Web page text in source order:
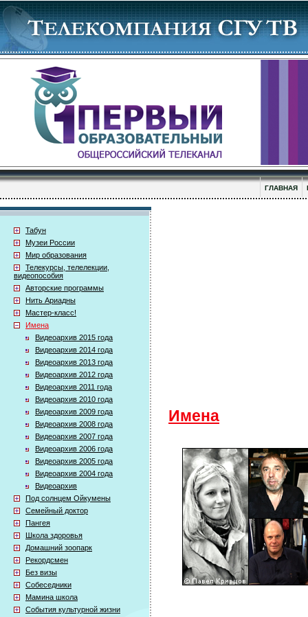
ГЛАВНАЯ
Табун
Музеи России
Мир образования
Телекурсы, телелекции,
видеопособия
Авторские программы
Нить Ариадны
Мастер-класс!
Имена
Видеоархив 2015 года
Видеоархив 2014 года
Видеоархив 2013 года
Видеоархив 2012 года
Видеоархив 2011 года
Видеоархив 2010 года
Видеоархив 2009 года
Видеоархив 2008 года
Видеоархив 2007 года
Видеоархив 2006 года
Видеоархив 2005 года
Видеоархив 2004 года
Видеоархив
Под солнцем Ойкумены
Семейный доктор
Пангея
Школа здоровья
Домашний зоопарк
Рекордсмен
Без визы
Собеседники
Мамина школа
События культурной жизни
Имена